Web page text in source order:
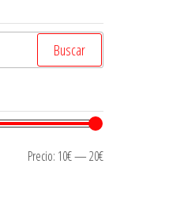
Precio: 10€—20€